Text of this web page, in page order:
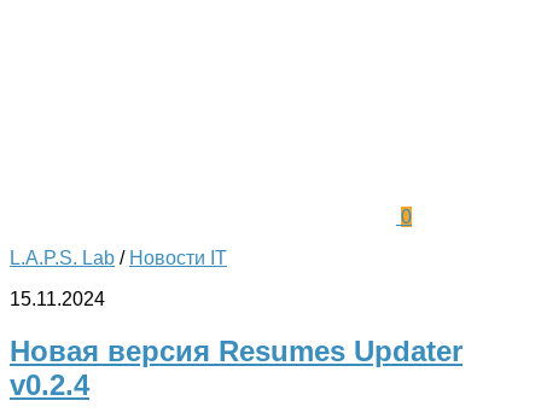
0
L.A.P.S. Lab / Новости IT
15.11.2024
Новая версия Resumes Updater
v0.2.4